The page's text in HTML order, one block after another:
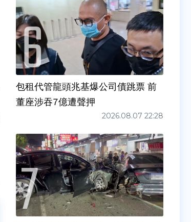
包租代管龍頭兆基爆公司債跳票 前
董座涉吞7億遭聲押
2026.08.07 22:28